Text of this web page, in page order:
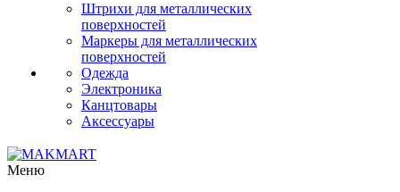
Штрихи для металлических
поверхностей
Маркеры для металлических
поверхностей
Одежда
Электроника
Канцтовары
Аксессуары
Меню